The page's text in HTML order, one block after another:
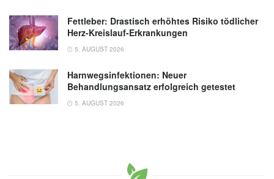
Fettleber: Drastisch erhöhtes Risiko tödlicher
Herz-Kreislauf-Erkrankungen
5. AUGUST 2026
Harnwegsinfektionen: Neuer
Behandlungsansatz erfolgreich getestet
5. AUGUST 2026